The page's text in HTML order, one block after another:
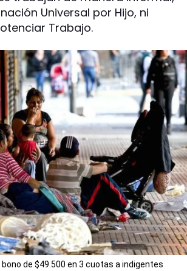
Universal por Hijo, ni
Trabajo.
bono de $49.500 en 3 cuotas a indigentes